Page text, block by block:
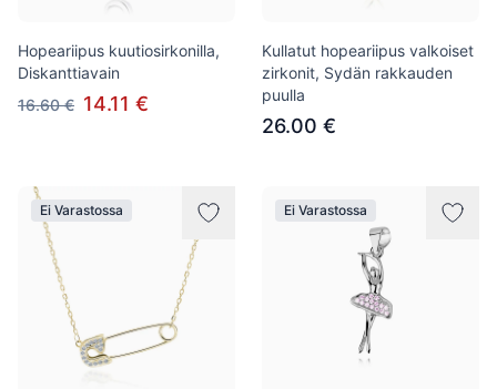
Hopeariipus kuutiosirkonilla,
Diskanttiavain
16.60 € 14.11 €
Kullatut hopeariipus valkoiset
zirkonit, Sydän rakkauden
puulla
26.00 €
Ei Varastossa Ei Varastossa